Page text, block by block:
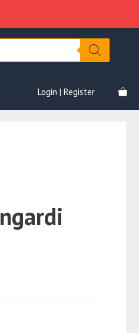
Login | Register
€79.00.